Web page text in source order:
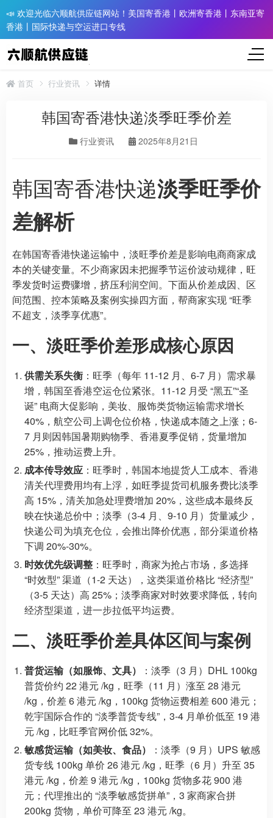
📣 欢迎光临六顺航供应链网站！美国寄香港丨欧洲寄香港丨东南亚寄
香港丨国际快递与空运进口专线
首页 行业资讯 详情
韩国寄香港快递淡季旺季价差
行业资讯 2025年8月21日
韩国寄香港快递淡季旺季价
差解析
在韩国寄香港快递运输中，淡旺季价差是影响电商商家成
本的关键变量。不少商家因未把握季节运价波动规律，旺
季发货时运费骤增，挤压利润空间。下面从价差成因、区
间范围、控本策略及案例实操四方面，帮商家实现 “旺季
不超支，淡季享优惠”。
一、淡旺季价差形成核心原因
供需关系失衡 ：旺季（每年 11-12 月、6-7 月）需求暴
增，韩国至香港空运仓位紧张。11-12 月受 “黑五”“圣
诞” 电商大促影响，美妆、服饰类货物运输需求增长
40%，航空公司上调仓位价格，快递成本随之上涨；6-
7 月则因韩国暑期购物季、香港夏季促销，货量增加
25%，推动运费上升。
成本传导效应 ：旺季时，韩国本地提货人工成本、香港
清关代理费用均有上浮，如旺季提货司机服务费比淡季
高 15%，清关加急处理费增加 20%，这些成本最终反
映在快递总价中；淡季（3-4 月、9-10 月）货量减少，
快递公司为填充仓位，会推出降价优惠，部分渠道价格
下调 20%-30%。
时效优先级调整 ：旺季时，商家为抢占市场，多选择
“时效型” 渠道（1-2 天达），这类渠道价格比 “经济型”
（3-5 天达）高 25%；淡季商家对时效要求降低，转向
经济型渠道，进一步拉低平均运费。
二、淡旺季价差具体区间与案例
普货运输（如服饰、文具）
：淡季（3 月）DHL 100kg
普货价约 22 港元 /kg，旺季（11 月）涨至 28 港元
/kg，价差 6 港元 /kg，100kg 货物运费相差 600 港元；
乾宇国际合作的 “淡季普货专线”，3-4 月单价低至 19 港
元 /kg，比旺季官网价低 32%。
敏感货运输（如美妆、食品）
：淡季（9 月）UPS 敏感
货专线 100kg 单价 26 港元 /kg，旺季（6 月）升至 35
港元 /kg，价差 9 港元 /kg，100kg 货物多花 900 港
元；代理推出的 “淡季敏感货拼单”，3 家商家合拼
200kg 货物，单价可降至 23 港元 /kg。